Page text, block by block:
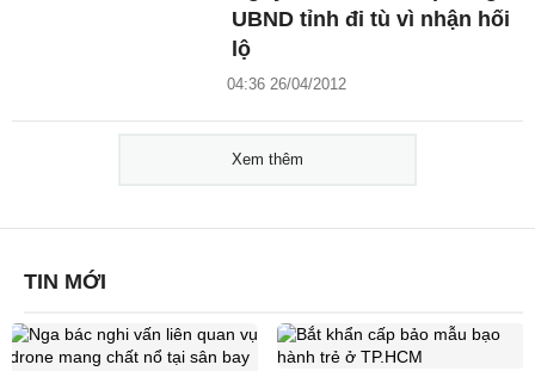
UBND tỉnh đi tù vì nhận hối
lộ
04:36 26/04/2012
Xem thêm
TIN MỚI